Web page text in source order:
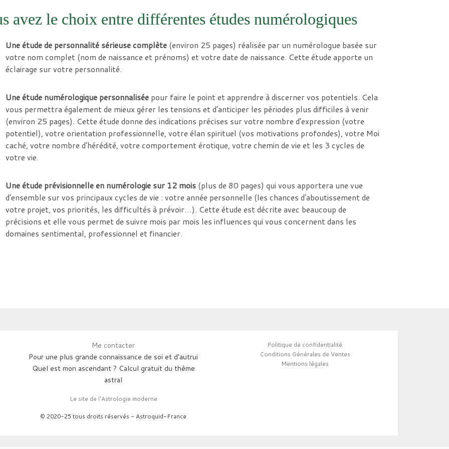
avez le choix entre différentes études numérologiques
Une étude de personnalité sérieuse complète (environ 25 pages) réalisée par un numérologue basée sur
votre nom complet (nom de naissance et prénoms) et votre date de naissance. Cette étude apporte un
éclairage sur votre personnalité.
Une étude numérologique personnalisée pour faire le point et apprendre à discerner vos potentiels. Cela
vous permettra également de mieux gérer les tensions et d’anticiper les périodes plus difficiles à venir
(environ 25 pages). Cette étude donne des indications précises survotre nombre d’expression (votre
potentiel), votre orientation professionnelle, votre élan spirituel (vos motivations profondes), votre Moi
caché, votre nombre d’hérédité, votre comportement érotique, votre chemin de vie et les 3 cycles de
votre vie.
Une étude prévisionnelle en numérologie sur 12 mois (plus de 80 pages) qui vous apportera une vue
d’ensemble sur vos principaux cycles de vie : votre année personnelle (les chances d’aboutissement de
votre projet, vos priorités, les difficultés à prévoir…). Cette étude est décrite avec beaucoup de
précisions et elle vous permet de suivre mois par mois les influences qui vous concernent dans les
domaines sentimental, professionnel et financier.
Me contacter
Pour une plus grande connaissance de soi et d'autrui
Quel est mon ascendant ? Calcul gratuit du thème
astral
Le site de l'Astrologie moderne
© 2020-25 tous droits réservés - Astroquid-France
Politique de confidentialité
Conditions Générales de Ventes
Mentions légales